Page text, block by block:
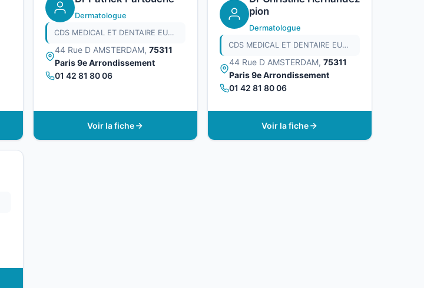
Dermatologue
CDS MEDICAL ET DENTAIRE EUROPE
44 Rue D AMSTERDAM, 75311
Paris 9e Arrondissement
01 42 81 80 06
Voir la fiche
pion
Dermatologue
CDS MEDICAL ET DENTAIRE EUROPE
44 Rue D AMSTERDAM, 75311
Paris 9e Arrondissement
01 42 81 80 06
Voir la fiche